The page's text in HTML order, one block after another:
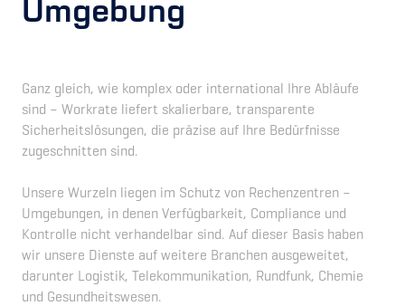
Umgebung
Ganz gleich, wie komplex oder international Ihre Abläufe
sind – Workrate liefert skalierbare, transparente
Sicherheitslösungen, die präzise auf Ihre Bedürfnisse
zugeschnitten sind.
Unsere Wurzeln liegen im Schutz von Rechenzentren –
Umgebungen, in denen Verfügbarkeit, Compliance und
Kontrolle nicht verhandelbar sind. Auf dieser Basis haben
wir unsere Dienste auf weitere Branchen ausgeweitet,
darunter Logistik, Telekommunikation, Rundfunk, Chemie
und Gesundheitswesen.